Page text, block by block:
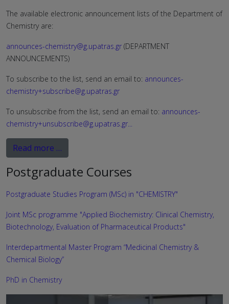
The available electronic announcement lists of the Department of
Chemistry are:
announces-chemistry@g.upatras.gr (DEPARTMENT
ANNOUNCEMENTS)
To subscribe to the list, send an email to: announces-
chemistry+subscribe@g.upatras.gr
To unsubscribe from the list, send an email to: announces-
chemistry+unsubscribe@g.upatras.gr...
Read more …
Postgraduate Courses
Postgraduate Studies Program (MSc) in "CHEMISTRY"
Joint MSc programme "Applied Biochemistry: Clinical Chemistry,
Biotechnology, Evaluation of Pharmaceutical Products"
Interdepartmental Master Program “Medicinal Chemistry &
Chemical Biology”
PhD in Chemistry